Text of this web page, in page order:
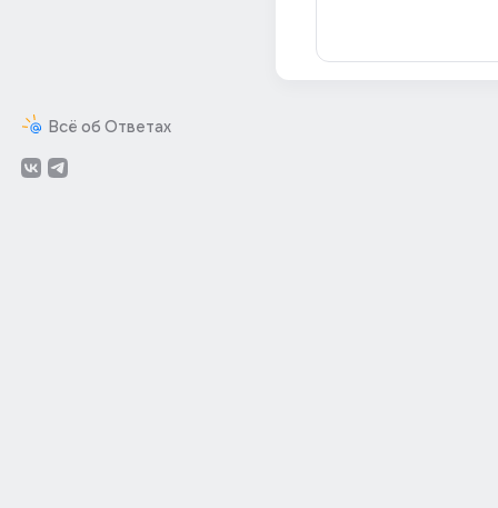
Всё об Ответах